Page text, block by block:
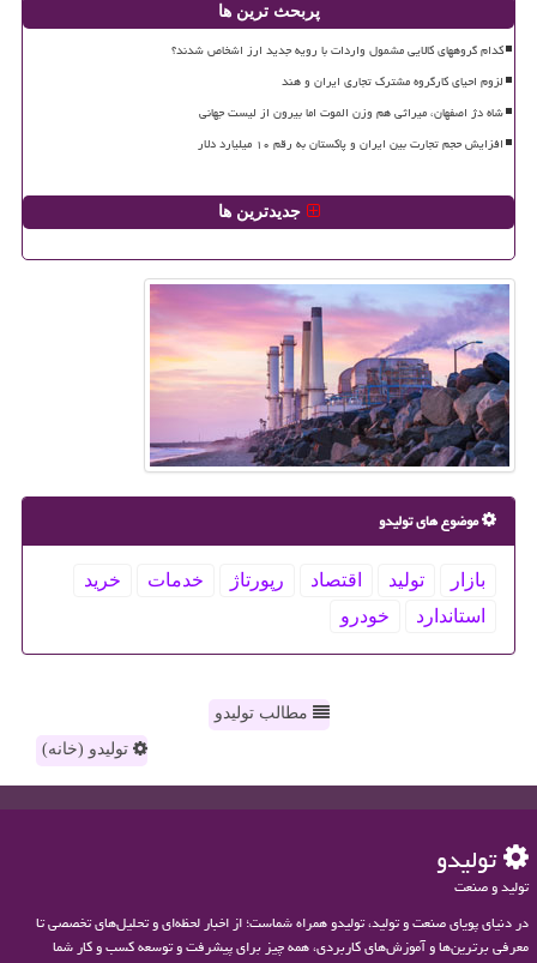
پربحث ترین ها
کدام گروههای کالایی مشمول واردات با رویه جدید ارز اشخاص شدند؟
لزوم احیای کارگروه مشترک تجاری ایران و هند
شاه دژ اصفهان، میراثی هم وزن الموت اما بیرون از لیست جهانی
افزایش حجم تجارت بین ایران و پاکستان به رقم ۱۰ میلیارد دلار
جدیدترین ها
موضوع های تولیدو
بازار تولید اقتصاد رپورتاژ خدمات
خرید
استاندارد
خودرو
مطالب تولیدو
تولیدو (خانه)
تولیدو
تولید و صنعت
در دنیای پویای صنعت و تولید، تولیدو همراه شماست؛ از اخبار لحظه‌ای و تحلیل‌های تخصصی تا
معرفی برترین‌ها و آموزش‌های کاربردی، همه چیز برای پیشرفت و توسعه کسب و کار شما